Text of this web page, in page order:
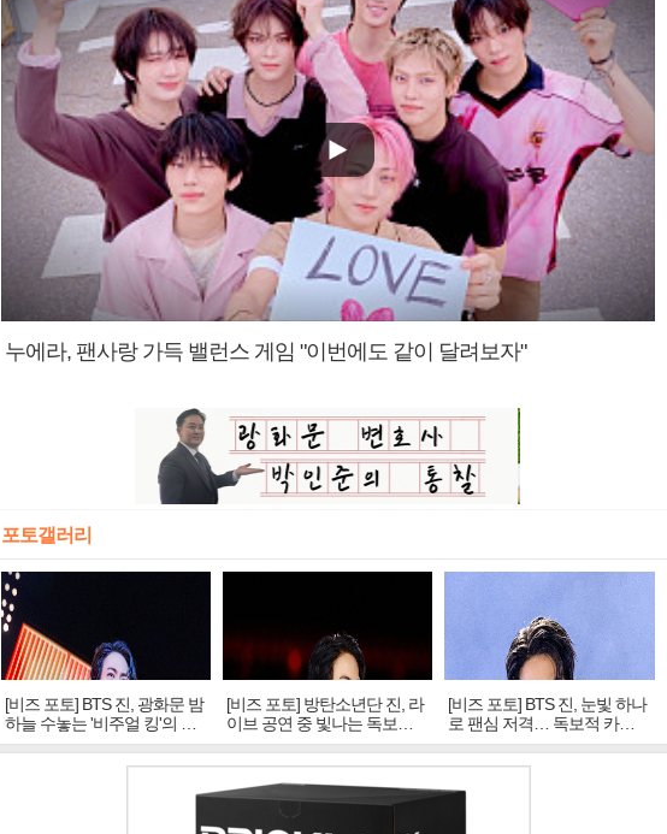
누에라, 팬사랑 가득 밸런스 게임 "이번에도 같이 달려보자"
포토갤러리
[비즈 포토] BTS 진, 광화문 밤
하늘 수놓는 '비주얼 킹'의 열
창
[비즈 포토] 방탄소년단 진, 라
이브 공연 중 빛나는 독보적
아우라
[비즈 포토] BTS 진, 눈빛 하나
로 팬심 저격… 독보적 카리
스마